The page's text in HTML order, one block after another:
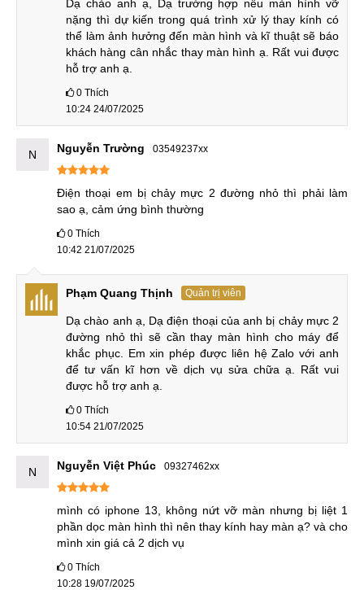
Báo giá chính xác trước khi sửa chữa:Chi phí ép
kính được báo rõ ràng trước khi thực hiện, cam kết không
từ ban đầu, không có chi phí phát sinh.
Cam kết ép kính điện thoại iPhone 13 bảo hành 12 tháng
Sau khi ép kính iPhone 13 tại MobileCity Care, khách hàng
được hưởng chính sách bảo hành rõ ràng, đảm bảo quyền
lợi trong suốt thời gian sử dụng.
Bảo hành lên đến 12 tháng: Hỗ trợ khắc phục các sự
cố kỹ thuật phát sinh trong thời gian bảo hành.
Lỗi 1 đổi 1 do nhà sản xuất: Hỗ trợ đổi mới linh kiện
miễn phí. Áp dụng cho những trường hợp linh kiện gặp
sự cố do nhà sản xuất.
xử lý được thực hiện nhanh chóng, tiết kiệm thời gian
cho khách hàng.
Phục vụ tận tình, chu đáo: Luôn sẵn sàng giải đáp và
hỗ trợ khách hàng trong suốt quá trình sử dụng dịch vụ.
Cam kết bảo hành theo đúng những gì đã thỏa
thuận: MobileCity Care cam kết thực hiện bảo hành theo
đúng quy định và những gì đã thống nhất với khách hàng
trước đó.
Dạ chào anh ạ, Dạ trường hợp nếu màn hình vỡ
nặng thì dự kiến trong quá trình xử lý thay kính có
thể làm ảnh hưởng đến màn hình và kĩ thuật sẽ báo
khách hàng cân nhắc thay màn hình ạ. Rất vui được
hỗ trợ anh ạ.
0 Thích
10:24 24/07/2025
N Nguyễn Trường 03549237xx
Điện thoại em bị chảy mực 2 đường nhỏ thì phải làm
sao ạ, cảm ứng bình thường
0 Thích
10:42 21/07/2025
Phạm Quang Thịnh Quản trị viên
Dạ chào anh ạ, Dạ điện thoại của anh bị chảy mực 2
đường nhỏ thì sẽ cần thay màn hình cho máy để
khắc phục. Em xin phép được liên hệ Zalo với anh
để tư vấn kĩ hơn về dịch vụ sửa chữa ạ. Rất vui
được hỗ trợ anh ạ.
0 Thích
10:54 21/07/2025
N Nguyễn Việt Phúc 09327462xx
mình có iphone 13, không nứt vỡ màn nhưng bị liệt 1
phần dọc màn hình thì nên thay kính hay màn ạ? và cho
mình xin giá cả 2 dịch vụ
0 Thích
10:28 19/07/2025